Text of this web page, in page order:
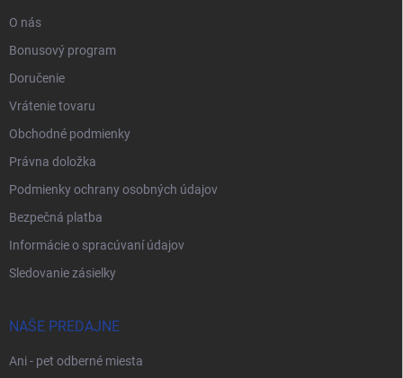
O nás
Bonusový program
Doručenie
Vrátenie tovaru
Obchodné podmienky
Právna doložka
Podmienky ochrany osobných údajov
Bezpečná platba
Informácie o spracúvaní údajov
Sledovanie zásielky
NAŠE PREDAJNE
Ani - pet odberné miesta